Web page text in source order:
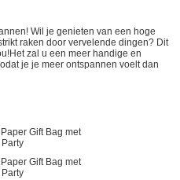
Wil je genieten van een hoge
raken door vervelende dingen? Dit
zal u een meer handige en
je je meer ontspannen voelt dan